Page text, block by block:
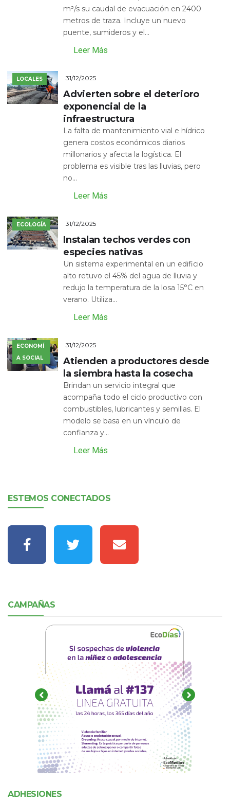
m³/s su caudal de evacuación en 2400
metros de traza. Incluye un nuevo
puente, sumideros y el...
Leer Más
LOCALES 31/12/2025
Advierten sobre el deterioro
exponencial de la
infraestructura
La falta de mantenimiento vial e hídrico
genera costos económicos diarios
millonarios y afecta la logística. El
problema es visible tras las lluvias, pero
no...
Leer Más
ECOLOGÍA 31/12/2025
Instalan techos verdes con
especies nativas
Un sistema experimental en un edificio
alto retuvo el 45% del agua de lluvia y
redujo la temperatura de la losa 15°C en
verano. Utiliza...
Leer Más
ECONOMÍ
A SOCIAL
31/12/2025
Atienden a productores desde
la siembra hasta la cosecha
Brindan un servicio integral que
acompaña todo el ciclo productivo con
combustibles, lubricantes y semillas. El
modelo se basa en un vínculo de
confianza y...
Leer Más
ESTEMOS CONECTADOS
CAMPAÑAS
ADHESIONES